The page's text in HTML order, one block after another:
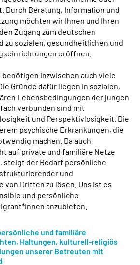
Durch Beratung, Information und
möchten wir Ihnen und Ihren
Zugang zum deutschen
zu sozialen, gesundheitlichen und
eröffnen.
inzwischen auch viele
Gründe dafür liegen in sozialen,
Lebensbedingungen der jungen
verbunden sind mit
und Perspektivlosigkeit. Die
psychische Erkrankungen, die
machen. Da auch
auf private und familiäre Netze
steigt der Bedarf persönliche
und
von Dritten zu lösen. Uns ist es
und persönliche
anzubieten.
und familiäre
Haltungen, kulturell-religiös
unserer Betreuten mit